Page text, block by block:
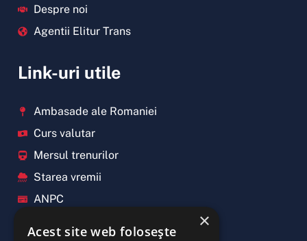
Despre noi
Agentii Elitur Trans
Link-uri utile
Ambasade ale Romaniei
Curs valutar
Mersul trenurilor
Starea vremii
ANPC
Termeni si conditii ×
Acest site web folosește